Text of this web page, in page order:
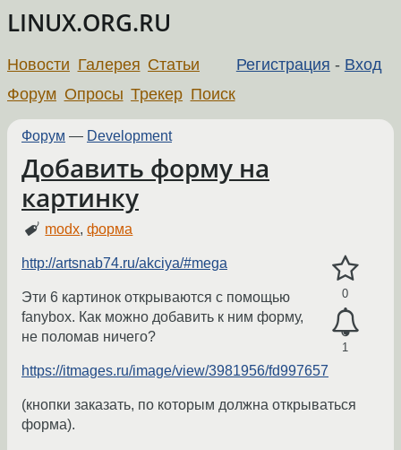
LINUX.ORG.RU
Регистрация - Вход
Новости Галерея Статьи
Форум Опросы Трекер Поиск
Форум — Development
Добавить форму на
картинку
modx,форма
0
1
http://artsnab74.ru/akciya/#mega
Эти 6 картинок открываются с помощью
fanybox. Как можно добавить к ним форму,
не поломав ничего?
https://itmages.ru/image/view/3981956/fd997657
(кнопки заказать, по которым должна открываться
форма).